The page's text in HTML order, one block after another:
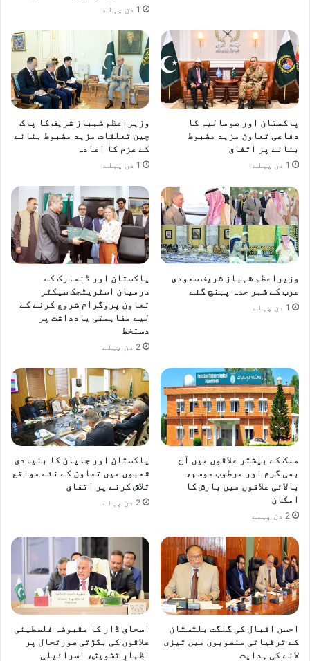
1 دن پہلے
پاکستان اور صومالیہ کا
دفاعی تعاون مزید مضبوط
بنانے پر اتفاق
1 دن پہلے
وزیراعظم شہباز شریف کا پاک
چین تعلقات مزید مضبوط بنانے
کے عزم کا اعادہ
1 دن پہلے
وزیراعظم شہباز شریف سعودی
عرب کے شہر جدہ پہنچ گئے
1 دن پہلے
پاکستان اور ڈنمارک کے
درمیان اسٹریٹجک سیکٹر
تعاون پروگرام شروع کرنے کے
لیے مفاہمتی یادداشت پر
دستخط
2 دن پہلے
ملک کے بیشتر علاقوں میں آج
بھی گرم اور مرطوب موسم،
بالائی علاقوں میں بارش کا
امکان
2 دن پہلے
پاکستان اور جاپان کا بنیادی
شعبوں میں تعاون کے نئے مواقع
تلاش کرنے پر اتفاق
2 دن پہلے
احسن اقبال کی گلگت بلتستان
کے ترقیاتی منصوبوں میں تیزی
لانے کی ہدایت
اسحاق ڈار کا مقبوضہ فلسطینی
علاقوں کی بگڑتی صورتحال پر
اظہارِ تشویش، اسرائیلی